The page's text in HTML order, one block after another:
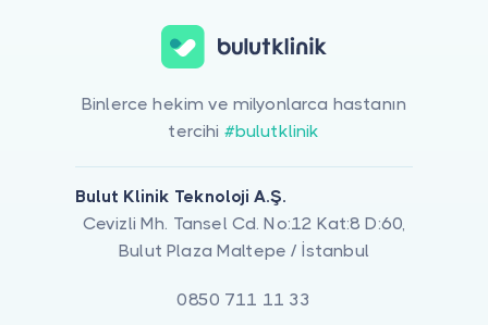
Binlerce hekim ve milyonlarca hastanın
tercihi #bulutklinik
Bulut Klinik Teknoloji A.Ş.
Cevizli Mh. Tansel Cd. No:12 Kat:8 D:60,
Bulut Plaza Maltepe / İstanbul
0850 711 11 33